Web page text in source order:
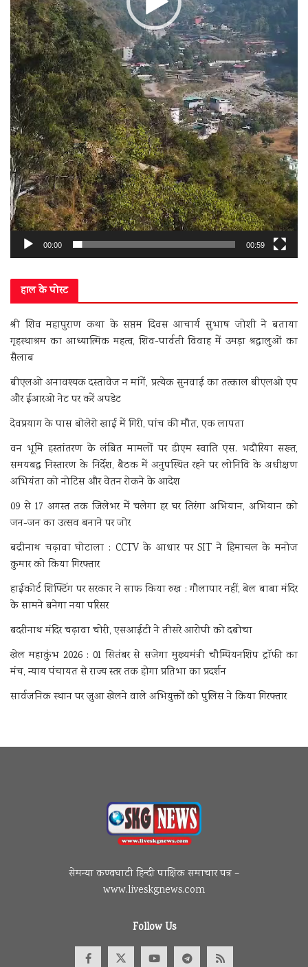
00:00 00:59
हाल के पोस्ट
श्री शिव महापुराण कथा के सप्तम दिवस आचार्य सुभाष जोशी ने बताया
गृहस्थाश्रम का आध्यात्मिक महत्व, शिव-पार्वती विवाह में उमड़ा श्रद्धालुओं का
सैलाब
बीएलओ अनावश्यक दस्तावेज न मांगें, प्रत्येक सुनवाई का तत्काल बीएलओ एप
और ईआरओ नेट पर करें अपडेट
देवप्रयाग के पास बोलेरो खाई में गिरी, पांच की मौत, एक लापता
वन भूमि हस्तांतरण के लंबित मामलों पर डीएम स्वाति एस. भदौरिया सख्त,
समयबद्ध निस्तारण के निर्देश, बैठक में अनुपस्थित रहने पर लोनिवि के अधीक्षण
अभियंता को नोटिस और वेतन रोकने के आदेश
09 से 17 अगस्त तक जिलेभर में चलेगा हर घर तिरंगा अभियान, अभियान को
जन-जन का उत्सव बनाने पर जोर
बद्रीनाथ चढ़ावा घोटाला : CCTV के आधार पर SIT ने हिमाचल के मनोज
कुमार को किया गिरफ्तार
हाईकोर्ट शिफ्टिंग पर सरकार ने साफ किया रुख : गौलापार नहीं, बेल बाबा मंदिर
के सामने बनेगा नया परिसर
बदरीनाथ मंदिर चढ़ावा चोरी, एसआईटी ने तीसरे आरोपी को दबोचा
खेल महाकुंभ 2026 : 01 सितंबर से सजेगा मुख्यमंत्री चौम्पियनशिप ट्रॉफी का
मंच, न्याय पंचायत से राज्य स्तर तक होगा प्रतिभा का प्रदर्शन
सार्वजनिक स्थान पर जुआ खेलने वाले अभियुक्तों को पुलिस ने किया गिरफ्तार
सेमन्या कण्वघाटी हिन्दी पाक्षिक समाचार पत्र –
www.liveskgnews.com
Follow Us